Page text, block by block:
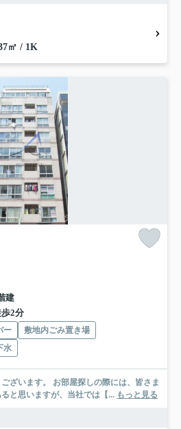
㎡ / 1K
建
2分
ー
敷地内ごみ置き場
水
しの際には、皆さま
と思いますが、当社では【... もっと見る